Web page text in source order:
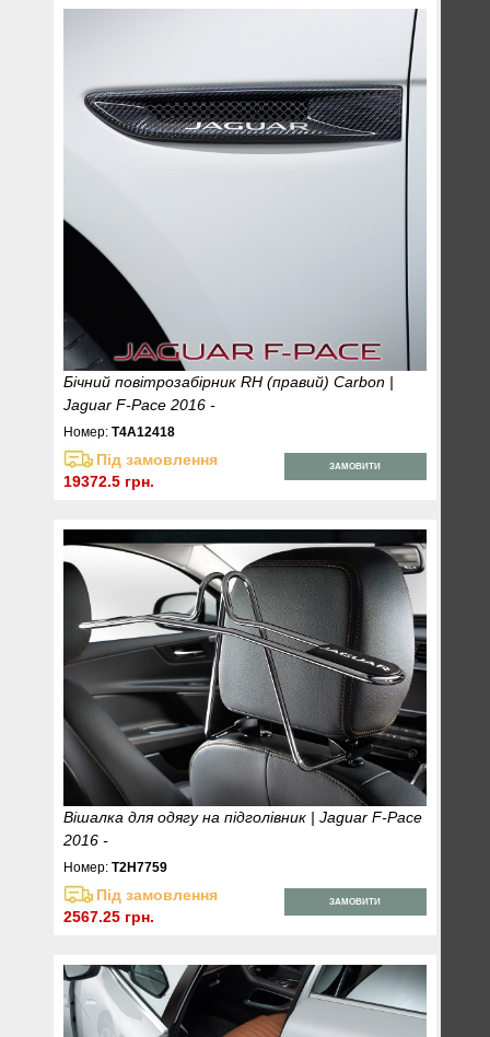
Бічний повітрозабірник RH (правий) Carbon |
Jaguar F-Pace 2016 -
Номер:T4A12418
Під замовлення
19372.5 грн.
ЗАМОВИТИ
Вішалка для одягу на підголівник | Jaguar F-Pace
2016 -
Номер:T2H7759
Під замовлення
2567.25 грн.
ЗАМОВИТИ